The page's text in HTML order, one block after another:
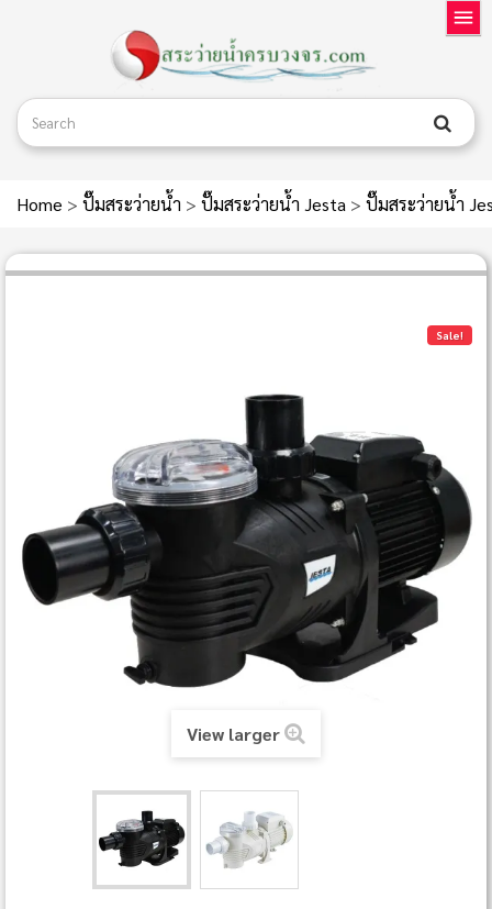
Home > ปั๊มสระว่ายน้ำ > ปั๊มสระว่ายน้ำ Jesta > ปั๊มสระว่ายน้ำ
Sale!
View larger